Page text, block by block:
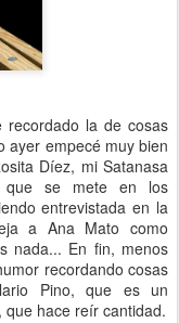
la de cosas
ayer empecé muy bien
Díez, mi Satanasa
que se mete en los
entrevistada en la
a Ana Mato como
nada... En fin, menos
recordando cosas
Pino, que es un
hace reír cantidad.